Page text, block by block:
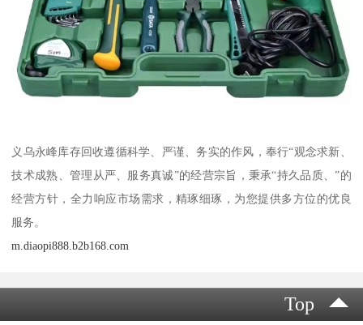
义乌永峰库存回收遵循科学、严谨、务实的作风，奉行“观念求新、
技术成熟、管理从严、服务真诚”的经营宗旨，秉承“持久品质、”的
经营方针，全力响应市场需求，精琢细琢，为您提供多方位的优良
服务。
m.diaopi888.b2b168.com
Top